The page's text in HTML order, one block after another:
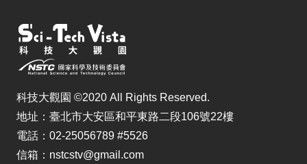
科技大觀園 ©2020 All Rights Reserved.
地址：臺北市大安區和平東路二段106號22樓
電話：02-25056789 #5526
信箱：nstcstv@gmail.com